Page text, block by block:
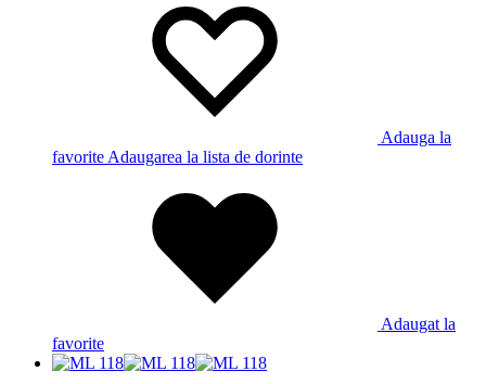
Adauga la
favorite Adaugarea la lista de dorinte
Adaugat la
favorite